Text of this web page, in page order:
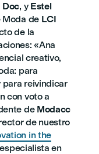
Doc, y Estel
Moda de LCI
de la
«Ana
creativo,
para
para reivindicar
con voto a
de Modacc
de nuestro
in the
en